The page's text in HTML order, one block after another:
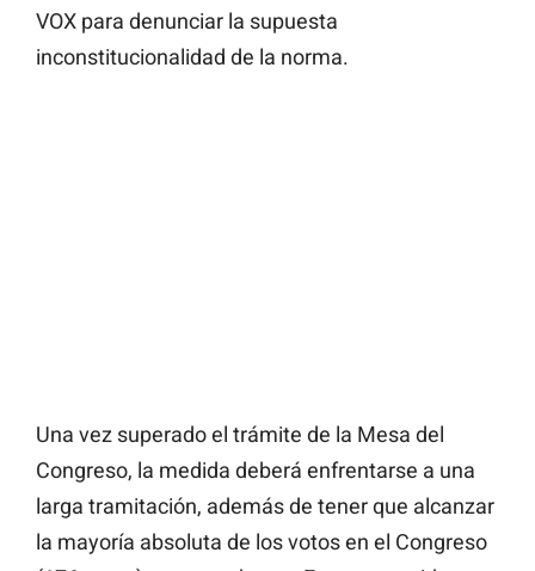
VOX para denunciar la supuesta
inconstitucionalidad de la norma.
Una vez superado el trámite de la Mesa del
Congreso, la medida deberá enfrentarse a una
larga tramitación, además de tener que alcanzar
la mayoría absoluta de los votos en el Congreso